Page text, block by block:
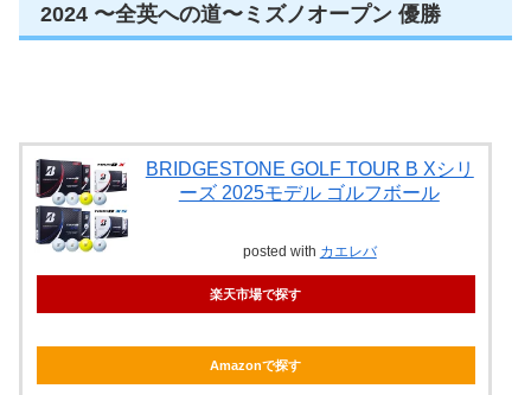
2024 〜全英への道〜ミズノオープン 優勝
BRIDGESTONE GOLF TOUR B Xシリ
ーズ 2025モデル ゴルフボール
posted with カエレバ
楽天市場で探す
Amazonで探す